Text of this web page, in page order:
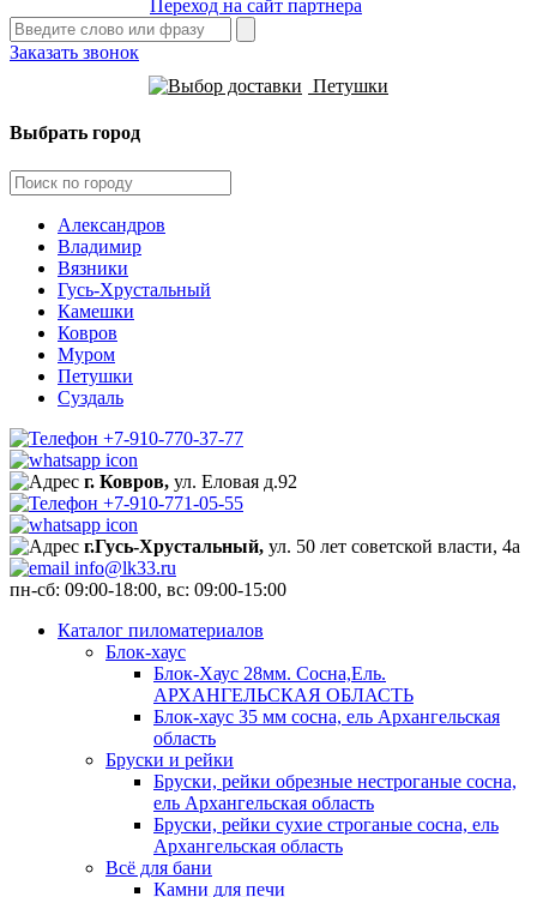
Переход на сайт партнера
Заказать звонок
Петушки
Выбрать город
Александров
Владимир
Вязники
Гусь-Хрустальный
Камешки
Ковров
Муром
Петушки
Суздаль
+7-910-770-37-77
г. Ковров, ул. Еловая д.92
+7-910-771-05-55
г.Гусь-Хрустальный, ул. 50 лет советской власти, 4а
info@lk33.ru
пн-сб: 09:00-18:00, вс: 09:00-15:00
Каталог пиломатериалов
Блок-хаус
Блок-Хаус 28мм. Сосна,Ель.
АРХАНГЕЛЬСКАЯ ОБЛАСТЬ
Блок-хаус 35 мм сосна, ель Архангельская
область
Бруски и рейки
Бруски, рейки обрезные нестроганые сосна,
ель Архангельская область
Бруски, рейки сухие строганые сосна, ель
Архангельская область
Всё для бани
Камни для печи